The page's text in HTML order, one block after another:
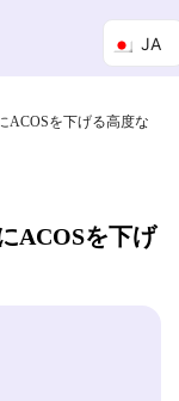
JA
ACOSを下げる高度な
ACOSを下げ